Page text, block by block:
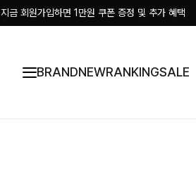
지금 회원가입하면 1만원 쿠폰 증정 및 추가 혜택
BRANDNEWRANKINGSALE